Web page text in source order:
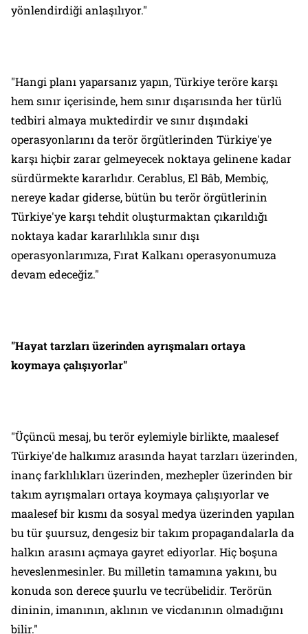
yönlendirdiği anlaşılıyor."
"Hangi planı yaparsanız yapın, Türkiye teröre karşı
hem sınır içerisinde, hem sınır dışarısında her türlü
tedbiri almaya muktedirdir ve sınır dışındaki
operasyonlarını da terör örgütlerinden Türkiye'ye
karşı hiçbir zarar gelmeyecek noktaya gelinene kadar
sürdürmekte kararlıdır. Cerablus, El Bâb, Membiç,
nereye kadar giderse, bütün bu terör örgütlerinin
Türkiye'ye karşı tehdit oluşturmaktan çıkarıldığı
noktaya kadar kararlılıkla sınır dışı
operasyonlarımıza, Fırat Kalkanı operasyonumuza
devam edeceğiz."
"Hayat tarzları üzerinden ayrışmaları ortaya
koymaya çalışıyorlar"
"Üçüncü mesaj, bu terör eylemiyle birlikte, maalesef
Türkiye'de halkımız arasında hayat tarzları üzerinden,
inanç farklılıkları üzerinden, mezhepler üzerinden bir
takım ayrışmaları ortaya koymaya çalışıyorlar ve
maalesef bir kısmı da sosyal medya üzerinden yapılan
bu tür şuursuz, dengesiz bir takım propagandalarla da
halkın arasını açmaya gayret ediyorlar. Hiç boşuna
heveslenmesinler. Bu milletin tamamına yakını, bu
konuda son derece şuurlu ve tecrübelidir. Terörün
dininin, imanının, aklının ve vicdanının olmadığını
bilir."